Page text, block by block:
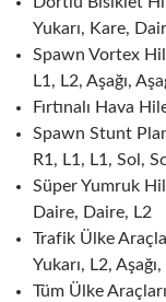
Yukarı, Kare,
Spawn Vortex
L1, L2, Aşağı,
Fırtınalı Hava
Spawn Stunt
R1, L1, L1, Sol,
Süper Yumruk
Daire, Daire, L2
Trafik Ülke
Yukarı, L2,
Tüm Ülke